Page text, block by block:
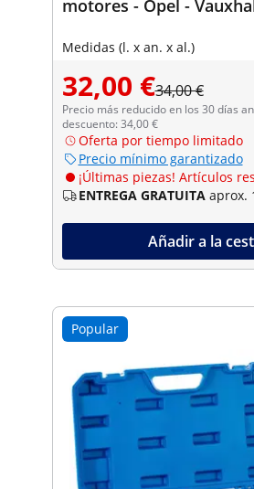
motores - Opel -
Medidas (l. x an. x al.)
32,00 €34,00 €
Precio más reducido en los 30 días
descuento: 34,00 €
Oferta por tiempo limitado
Precio mínimo garantizado
¡Últimas piezas! Artículos
ENTREGA GRATUITA aprox.
Añadir a la
Popular